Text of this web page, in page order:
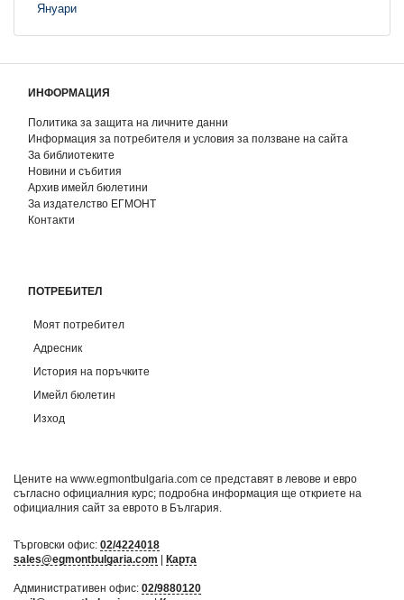
Януари
ИНФОРМАЦИЯ
Политика за защита на личните данни
Информация за потребителя и условия за ползване на сайта
За библиотеките
Новини и събития
Архив имейл бюлетини
За издателство ЕГМОНТ
Контакти
ПОТРЕБИТЕЛ
Моят потребител
Адресник
История на поръчките
Имейл бюлетин
Изход
Цените на www.egmontbulgaria.com се представят в левове и евро
съгласно официалния курс; подробна информация ще откриете на
официалния сайт за еврото в България
Търговски офис: 02/4224018
sales@egmontbulgaria.com | Карта
Административен офис: 02/9880120